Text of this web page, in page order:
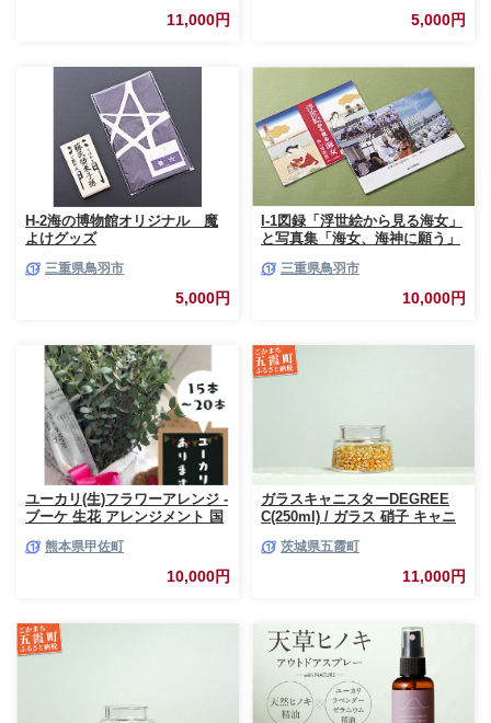
11,000円 5,000円
H-2海の博物館オリジナル 魔
よけグッズ
三重県鳥羽市
5,000円
I-1図録「浮世絵から見る海女」
と写真集「海女、海神に願う」
三重県鳥羽市
10,000円
ユーカリ(生)フラワーアレンジ -
ブーケ 生花 アレンジメント 国
ンテリア 虫よけ作用 人気 おす
熊本県甲佐町
10,000円
ガラスキャニスターDEGREE
C(250ml) / ガラス 硝子 キャニ
耐熱 一生もの 職人 こだわり
JIDA デザインミュージアムセ
レクション 茨城県 五霞町
茨城県五霞町
11,000円